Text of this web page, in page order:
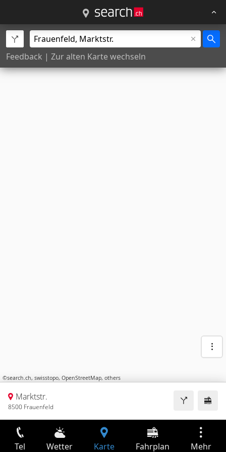
Feedback | Zur alten Karte wechseln
©search.ch, swisstopo, OpenStreetMap, others
Marktstr.
8500 Frauenfeld
Tel Wetter Karte Fahrplan Mehr